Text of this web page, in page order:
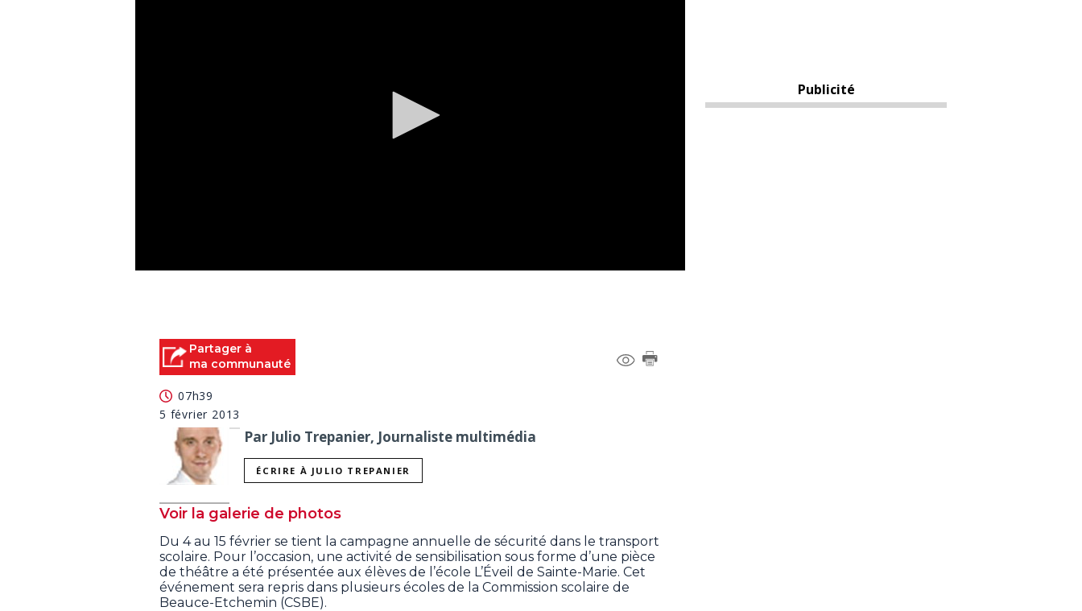
secondsVolume
Partager à
ma communauté
07h39
5 février 2013
Par Julio Trepanier, Journaliste multimédia
ÉCRIRE À JULIO TREPANIER
Voir la galerie de photos
Du 4 au 15 février se tient la campagne annuelle de sécurité dans le transport
scolaire. Pour l’occasion, une activité de sensibilisation sous forme d’une pièce
de théâtre a été présentée aux élèves de l’école L’Éveil de Sainte-Marie. Cet
événement sera repris dans plusieurs écoles de la Commission scolaire de
Beauce-Etchemin (CSBE).
Publicité